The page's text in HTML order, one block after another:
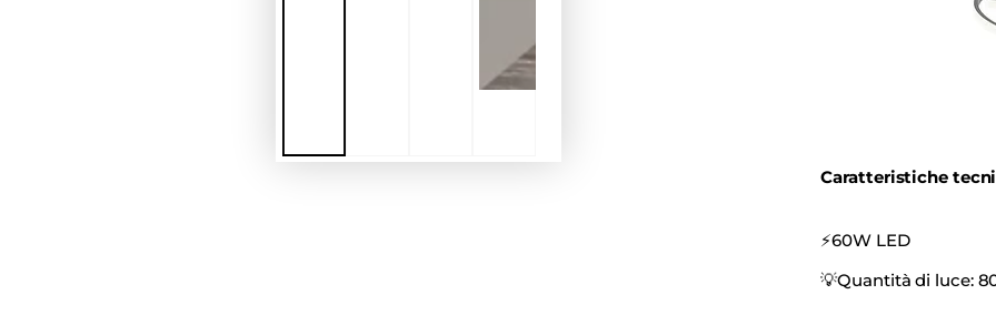
Caratteristiche
⚡️60W LED
💡Quantità di luce: